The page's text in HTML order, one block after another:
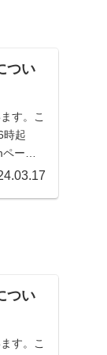
つい
す。こ
時起
ース
つい
す。こ